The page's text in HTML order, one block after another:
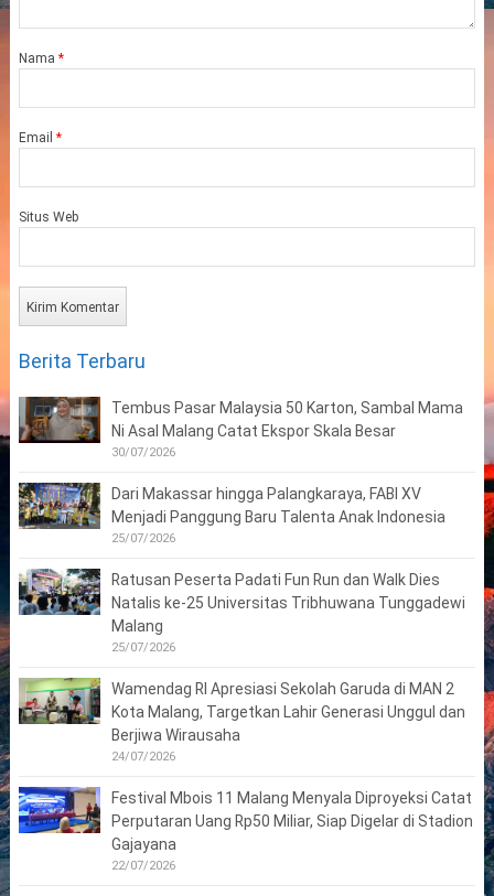
Nama *
Email *
Situs Web
Berita Terbaru
Tembus Pasar Malaysia 50 Karton, Sambal Mama
Ni Asal Malang Catat Ekspor Skala Besar
30/07/2026
Dari Makassar hingga Palangkaraya, FABI XV
Menjadi Panggung Baru Talenta Anak Indonesia
25/07/2026
Ratusan Peserta Padati Fun Run dan Walk Dies
Natalis ke-25 Universitas Tribhuwana Tunggadewi
Malang
25/07/2026
Wamendag RI Apresiasi Sekolah Garuda di MAN 2
Kota Malang, Targetkan Lahir Generasi Unggul dan
Berjiwa Wirausaha
24/07/2026
Festival Mbois 11 Malang Menyala Diproyeksi Catat
Perputaran Uang Rp50 Miliar, Siap Digelar di Stadion
Gajayana
22/07/2026